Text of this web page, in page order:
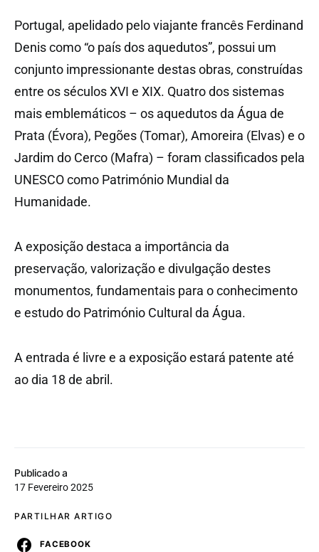
Publicado a
17 Fevereiro 2025
PARTILHAR ARTIGO
FACEBOOK
Portugal, apelidado pelo viajante francês Ferdinand
Denis como “o país dos aquedutos”, possui um
conjunto impressionante destas obras, construídas
entre os séculos XVI e XIX. Quatro dos sistemas
mais emblemáticos – os aquedutos da Água de
Prata (Évora), Pegões (Tomar), Amoreira (Elvas) e o
Jardim do Cerco (Mafra) – foram classificados pela
UNESCO como Património Mundial da
Humanidade.
A exposição destaca a importância da
preservação, valorização e divulgação destes
monumentos, fundamentais para o conhecimento
e estudo do Património Cultural da Água.
A entrada é livre e a exposição estará patente até
ao dia 18 de abril.